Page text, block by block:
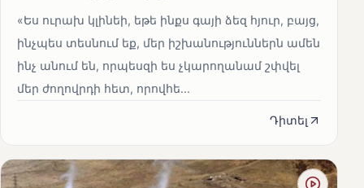
«Ես ուրախ կլինեի, եթե ինքս գայի ձեզ հյուր, բայց,
ինչպես տեսնում եք, մեր իշխանություններն ամեն
ինչ անում են, որպեսզի ես չկարողանամ շփվել
մեր ժողովրդի հետ, որովհե...
Դիտել